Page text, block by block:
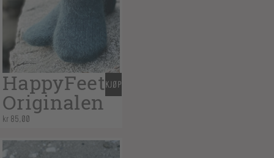
HappyFeet
Originalen
kr 85,00
KJØP